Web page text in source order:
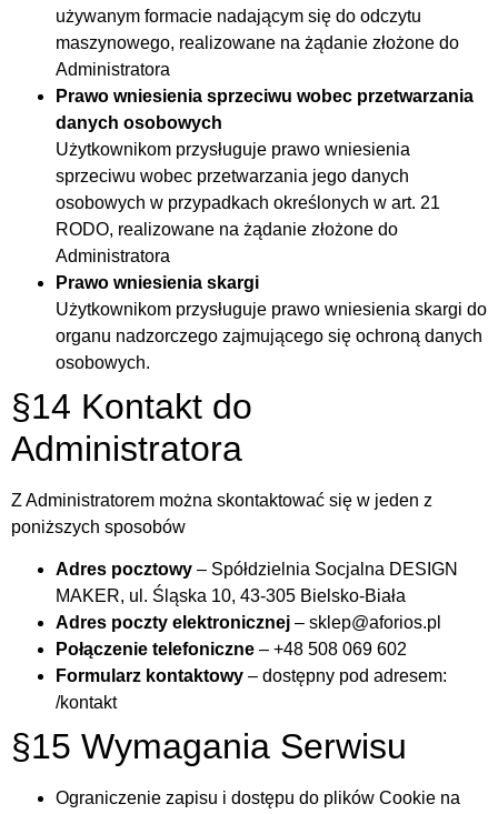
używanym formacie nadającym się do odczytu
maszynowego, realizowane na żądanie złożone do
Administratora
Prawo wniesienia sprzeciwu wobec przetwarzania
danych osobowych
Użytkownikom przysługuje prawo wniesienia
sprzeciwu wobec przetwarzania jego danych
osobowych w przypadkach określonych w art. 21
RODO, realizowane na żądanie złożone do
Administratora
Prawo wniesienia skargi
Użytkownikom przysługuje prawo wniesienia skargi do
organu nadzorczego zajmującego się ochroną danych
osobowych.
§14 Kontakt do
Administratora
Z Administratorem można skontaktować się w jeden z
poniższych sposobów
Adres pocztowy – Spółdzielnia Socjalna DESIGN
MAKER, ul. Śląska 10, 43-305 Bielsko-Biała
Adres poczty elektronicznej – sklep@aforios.pl
Połączenie telefoniczne – +48 508 069 602
Formularz kontaktowy – dostępny pod adresem:
/kontakt
§15 Wymagania Serwisu
Ograniczenie zapisu i dostępu do plików Cookie na